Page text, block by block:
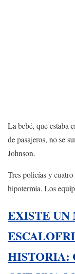
La bebé, que estaba
de pasajeros, no se
Johnson.
Tres policías y
hipotermia. Los
EXISTE
HISTORIA: